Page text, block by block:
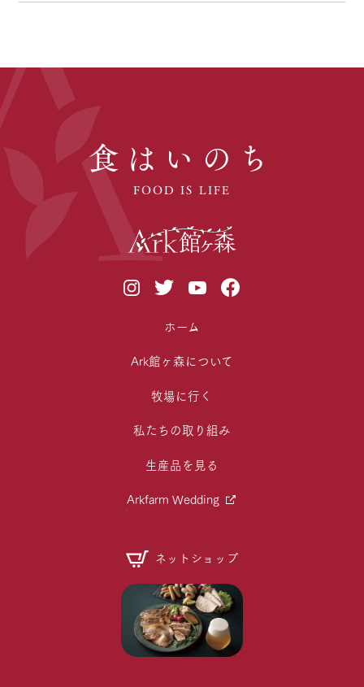
食はいのち
FOOD IS LIFE
ホーム
Ark館ヶ森について
牧場に行く
私たちの取り組み
生産品を見る
Arkfarm Wedding
ネットショップ